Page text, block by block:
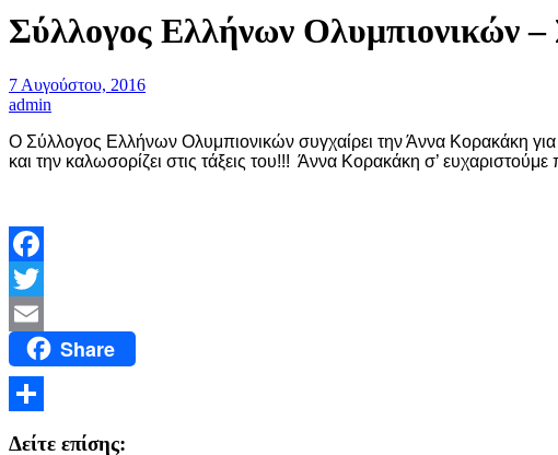
Σύλλογος Ελλήνων Ολυμπιονικών
7 Αυγούστου, 2016
admin
Ο Σύλλογος Ελλήνων Ολυμπιονικών συγχαίρει την Άννα Κορακάκη
και την καλωσορίζει στις τάξεις του!!! Άννα Κορακάκη σ’
Facebook
Twitter
Email Share
Δείτε επίσης: